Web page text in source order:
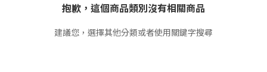
抱歉，這個商品類別沒有相關商品
建議您，選擇其他分類或者使用關鍵字搜尋